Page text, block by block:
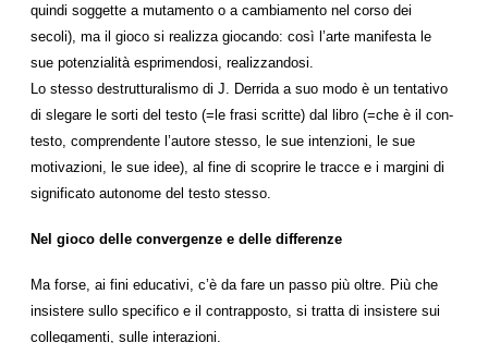
quindi soggette a mutamento o a cambiamento nel corso dei
secoli), ma il gioco si realizza giocando: così l’arte manifesta le
sue potenzialità esprimendosi, realizzandosi.
Lo stesso destrutturalismo di J. Derrida a suo modo è un tentativo
di slegare le sorti del testo (=le frasi scritte) dal libro (=che è il con-
testo, comprendente l’autore stesso, le sue intenzioni, le sue
motivazioni, le sue idee), al fine di scoprire le tracce e i margini di
significato autonome del testo stesso.
Nel gioco delle convergenze e delle differenze
Ma forse, ai fini educativi, c’è da fare un passo più oltre. Più che
insistere sullo specifico e il contrapposto, si tratta di insistere sui
collegamenti, sulle interazioni.